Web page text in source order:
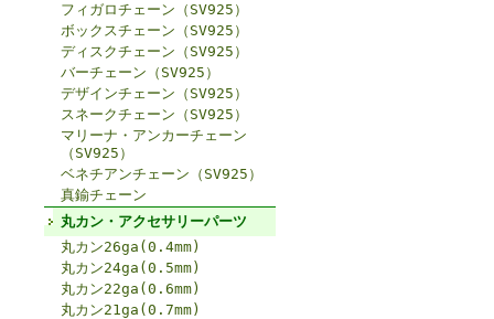
フィガロチェーン（SV925）
ボックスチェーン（SV925）
ディスクチェーン（SV925）
バーチェーン（SV925）
デザインチェーン（SV925）
スネークチェーン（SV925）
マリーナ・アンカーチェーン
（SV925）
ベネチアンチェーン（SV925）
真鍮チェーン
丸カン・アクセサリーパーツ
丸カン26ga(0.4mm)
丸カン24ga(0.5mm)
丸カン22ga(0.6mm)
丸カン21ga(0.7mm)